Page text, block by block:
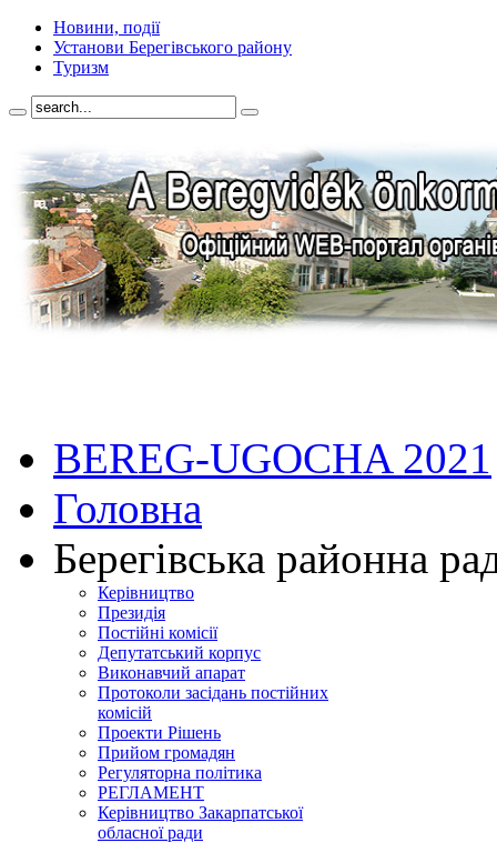
Новини, події
Установи Берегівського району
Туризм
BEREG-UGOCHA 2021
Головна
Берегівська районна
Керівництво
Президія
Постійні комісії
Депутатський корпус
Виконавчий апарат
Протоколи засідань постійних
комісій
Проекти Рішень
Прийом громадян
Регуляторна політика
РЕГЛАМЕНТ
Керівництво Закарпатської
обласної ради